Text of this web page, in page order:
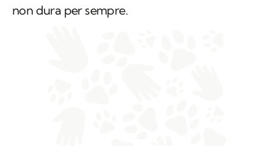
non dura per sempre.